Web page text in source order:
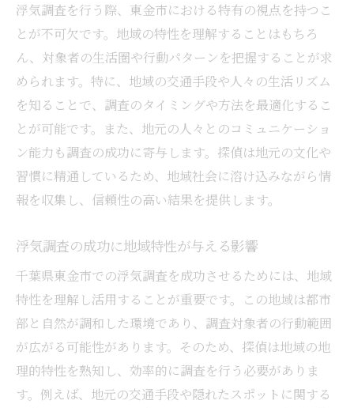
浮気調査を行う際、東金市における特有の視点を持つこ
とが不可欠です。地域の特性を理解することはもちろ
ん、対象者の生活圏や行動パターンを把握することが求
められます。特に、地域の交通手段や人々の生活リズム
を知ることで、調査のタイミングや方法を最適化するこ
とが可能です。また、地元の人々とのコミュニケーショ
ン能力も調査の成功に寄与します。探偵は地元の文化や
習慣に精通しているため、地域社会に溶け込みながら情
報を収集し、信頼性の高い結果を提供します。
浮気調査の成功に地域特性が与える影響
千葉県東金市での浮気調査を成功させるためには、地域
特性を理解し活用することが重要です。この地域は都市
部と自然が調和した環境であり、調査対象者の行動範囲
が広がる可能性があります。そのため、探偵は地域の地
理的特性を熟知し、効率的に調査を行う必要がありま
す。例えば、地元の交通手段や隠れたスポットに関する